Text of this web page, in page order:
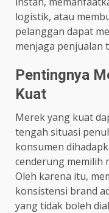
logistik, atau
pelanggan dapat
menjaga penjualan
Pentingnya
Kuat
Merek yang kuat
tengah situasi
konsumen
cenderung memilih
Oleh karena itu,
konsistensi brand
yang tidak boleh